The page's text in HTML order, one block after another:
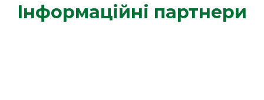
Інформаційні партнери